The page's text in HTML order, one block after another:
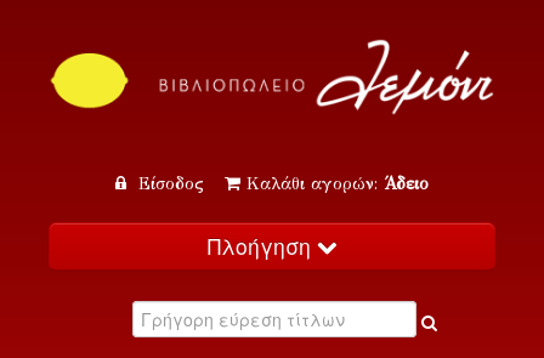
Είσοδος Καλάθι αγορών: Άδειο
Πλοήγηση
Κατάλογος